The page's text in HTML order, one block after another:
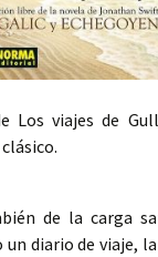
Los viajes de
de la carga
diario de viaje,